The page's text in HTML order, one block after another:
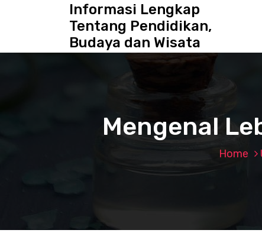
Informasi Lengkap
Tentang Pendidikan,
Budaya dan Wisata
Mengenal
Home